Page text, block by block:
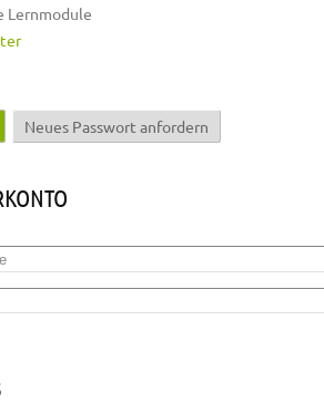
Lernmodule
(aktiver Reiter)
Neues Passwort anfordern